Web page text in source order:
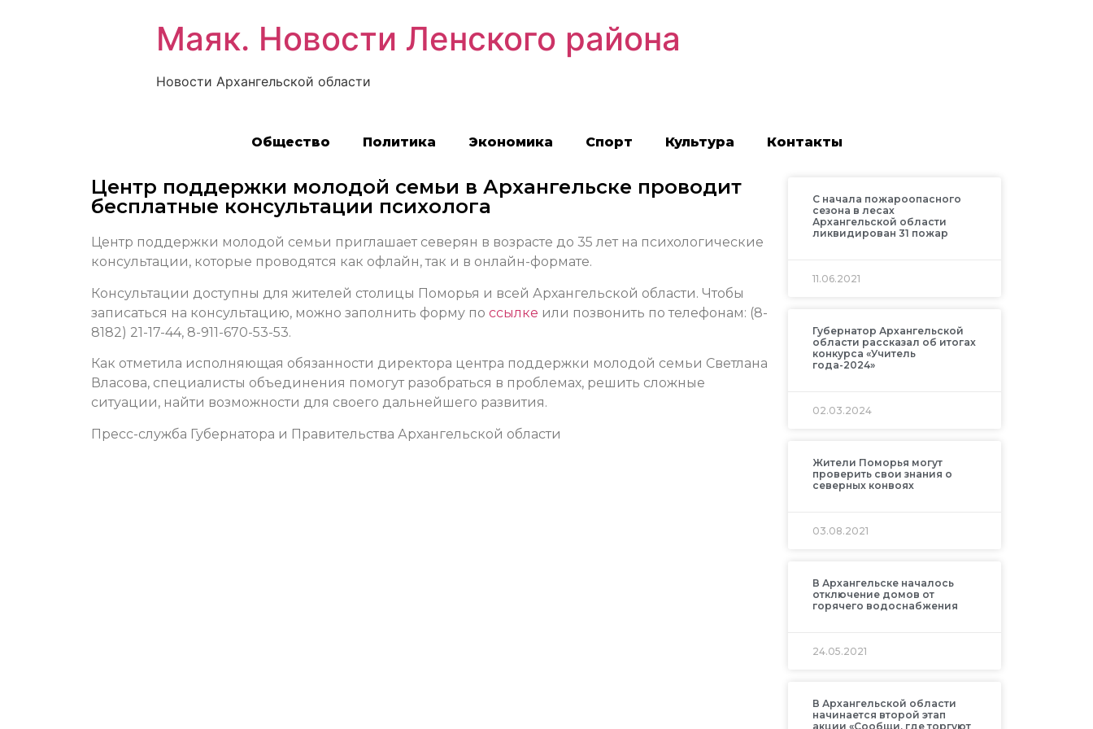
Маяк. Новости Ленского района
Новости Архангельской области
Общество Политика Экономика Спорт Культура Контакты
Центр поддержки молодой семьи в Архангельске проводит
бесплатные консультации психолога
Центр поддержки молодой семьи приглашает северян в возрасте до 35 лет на психологические
консультации, которые проводятся как офлайн, так и в онлайн-формате.
Консультации доступны для жителей столицы Поморья и всей Архангельской области. Чтобы
записаться на консультацию, можно заполнить форму по ссылке или позвонить по телефонам: (8-
8182) 21-17-44, 8-911-670-53-53.
Как отметила исполняющая обязанности директора центра поддержки молодой семьи Светлана
Власова, специалисты объединения помогут разобраться в проблемах, решить сложные
ситуации, найти возможности для своего дальнейшего развития.
Пресс-служба Губернатора и Правительства Архангельской области
С начала пожароопасного
сезона в лесах
Архангельской области
ликвидирован 31 пожар
11.06.2021
Губернатор Архангельской
области рассказал об итогах
конкурса «Учитель
года-2024»
02.03.2024
Жители Поморья могут
проверить свои знания о
северных конвоях
03.08.2021
В Архангельске началось
отключение домов от
горячего водоснабжения
24.05.2021
В Архангельской области
начинается второй этап
акции «Сообщи, где торгуют